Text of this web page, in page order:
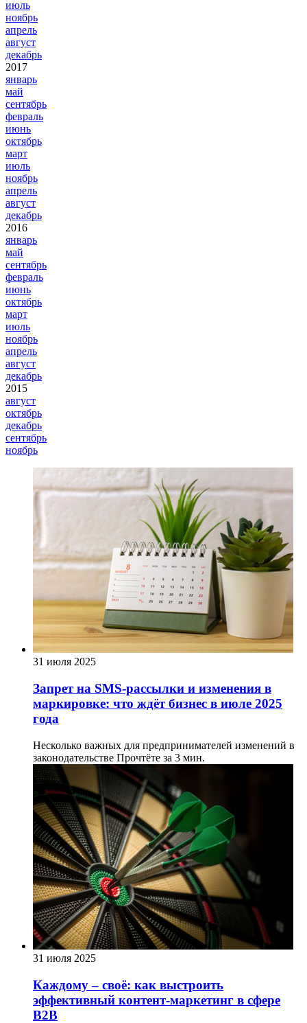
июль
ноябрь
апрель
август
декабрь
2017
январь
май
сентябрь
февраль
июнь
октябрь
март
июль
ноябрь
апрель
август
декабрь
2016
январь
май
сентябрь
февраль
июнь
октябрь
март
июль
ноябрь
апрель
август
декабрь
2015
август
октябрь
декабрь
сентябрь
ноябрь
31 июля 2025
Запрет на SMS-рассылки и изменения в
маркировке: что ждёт бизнес в июле 2025
года
Несколько важных для предпринимателей изменений в
законодательстве Прочтёте за 3 мин.
31 июля 2025
Каждому – своё: как выстроить
эффективный контент-маркетинг в сфере
B2B